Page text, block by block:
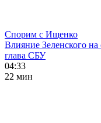
Спорим с Ищенко
Влияние Зеленского
глава СБУ
04:33
22 мин